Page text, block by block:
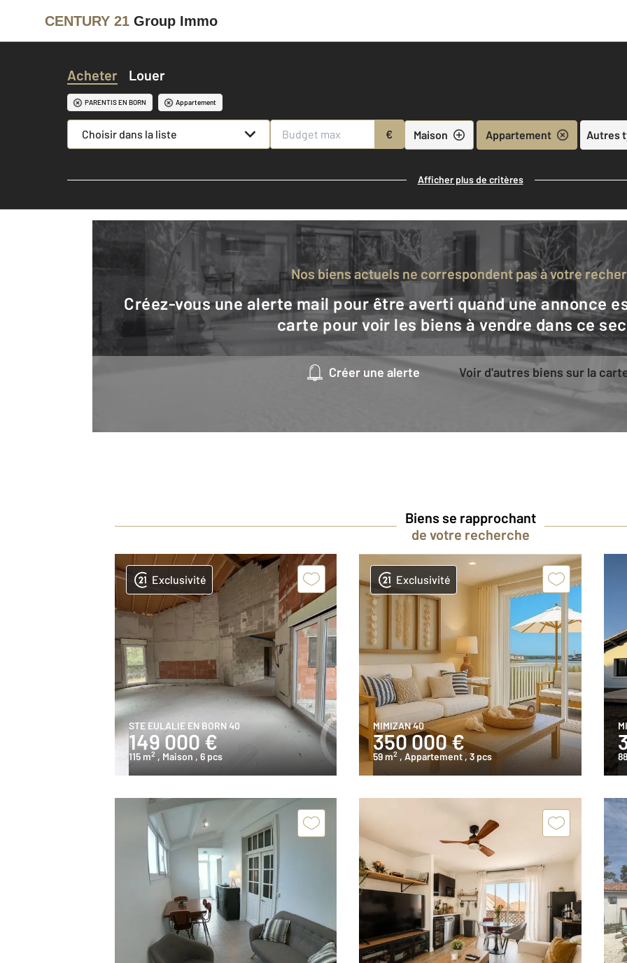
CENTURY 21 Group Immo
Acheter Louer
PARENTIS EN BORN Appartement
Choisir dans la liste € Maison Appartement Autres
Afficher plus de critères
Nos biens actuels ne correspondent pas à votre
Créez-vous une alerte mail pour être averti quand une annonce est en ligne et consultez la
carte pour voir les biens à vendre dans ce
Créer une alerte Voir d'autres biens sur la
Biens se rapprochant
de votre recherche
Exclusivité
STE EULALIE EN BORN 40
149 000 €
115 m2 , Maison , 6 pcs
Exclusivité
MIMIZAN 40
350 000 €
59 m2 , Appartement , 3 pcs